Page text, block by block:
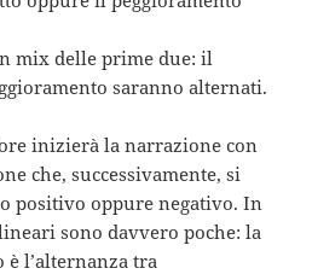
mix delle prime due: il
saranno alternati.
inizierà la narrazione con
che, successivamente, si
positivo oppure negativo. In
sono davvero poche: la
l’alternanza tra